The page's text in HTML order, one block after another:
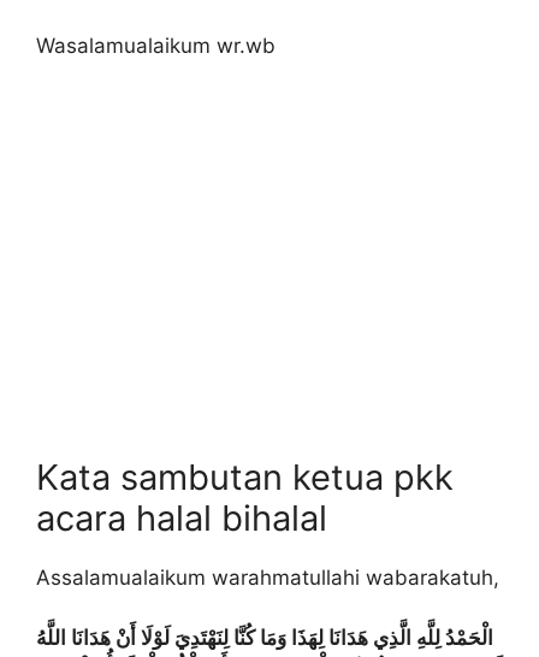
Wasalamualaikum wr.wb
Kata sambutan ketua pkk
acara halal bihalal
Assalamualaikum warahmatullahi wabarakatuh,
الْحَمْدُ لِلَّهِ الَّذِي هَدَانَا لِهَذَا وَمَا كُنَّا لِنَهْتَدِيَ لَوْلَا أَنْ هَدَانَا اللَّهُ